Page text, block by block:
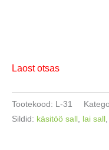
Laost otsas
Tootekood: L-31
Sildid: käsitöö sall lai sall